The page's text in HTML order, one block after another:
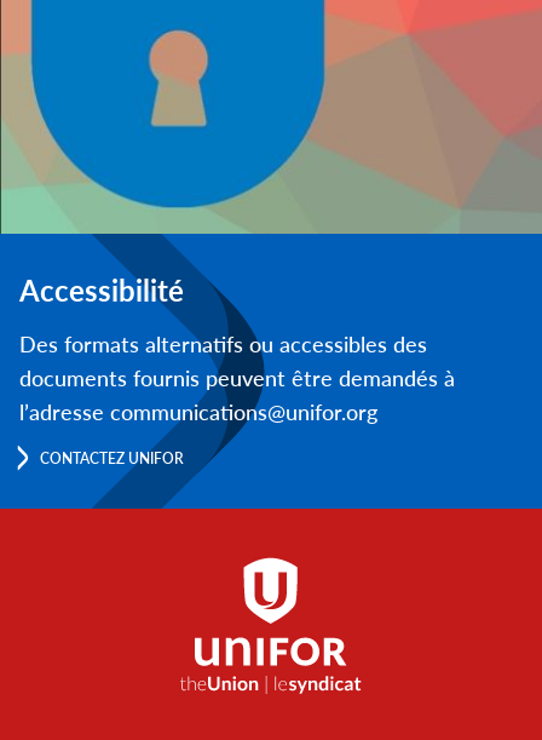
Accessibilité
Des formats alternatifs ou accessibles des
documents fournis peuvent être demandés à
l’adresse communications@unifor.org
CONTACTEZ UNIFOR